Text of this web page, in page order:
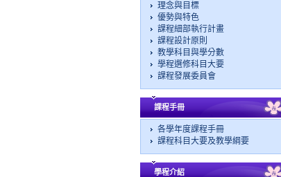
理念與目標
優勢與特色
課程細部執行計畫
課程設計原則
教學科目與學分數
學程選修科目大要
課程發展委員會
課程手冊
各學年度課程手冊
課程科目大要及教學綱要
學程介紹